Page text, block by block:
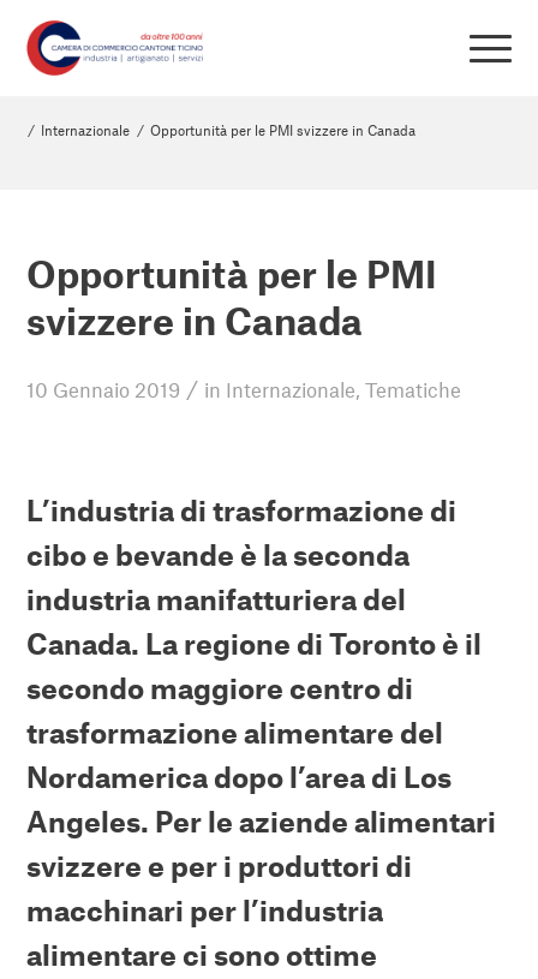
/ Internazionale / Opportunità per le PMI svizzere in Canada
Opportunità per le PMI
svizzere in Canada
10 Gennaio 2019 / in Internazionale,Tematiche
L’industria di trasformazione di
cibo e bevande è la seconda
industria manifatturiera del
Canada. La regione di Toronto è il
secondo maggiore centro di
trasformazione alimentare del
Nordamerica dopo l’area di Los
Angeles. Per le aziende alimentari
svizzere e per i produttori di
macchinari per l’industria
alimentare ci sono ottime